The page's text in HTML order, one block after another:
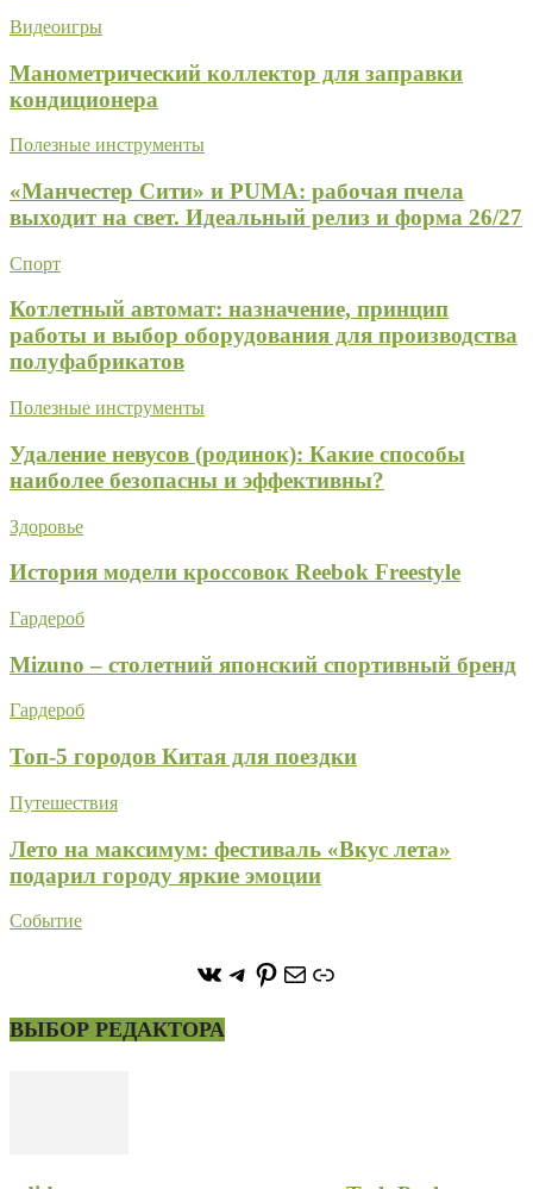
Видеоигры
Манометрический коллектор для заправки
кондиционера
Полезные инструменты
«Манчестер Сити» и PUMA: рабочая пчела
выходит на свет. Идеальный релиз и форма 26/27
Спорт
Котлетный автомат: назначение, принцип
работы и выбор оборудования для производства
полуфабрикатов
Полезные инструменты
Удаление невусов (родинок): Какие способы
наиболее безопасны и эффективны?
Здоровье
История модели кроссовок Reebok Freestyle
Гардероб
Mizuno – столетний японский спортивный бренд
Гардероб
Топ-5 городов Китая для поездки
Путешествия
Лето на максимум: фестиваль «Вкус лета»
подарил городу яркие эмоции
Событие
https://vk.com/
https://t.me/stoneforest
https://
ПочтаСсылка
ВЫБОР РЕДАКТОРА